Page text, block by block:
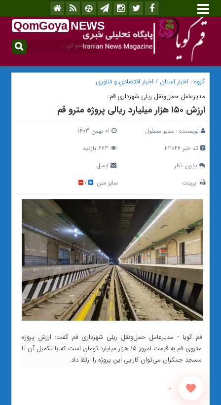
QomGoya NEWS
.ir
گروه : اخبار استان / اخبار اقتصادی و فناوری
مدیرعامل حمل‌ونقل ریلی شهرداری قم:
ارزش ۱۵۰ هزار میلیارد ریالی پروژه مترو قم
نویسنده : مدیر مسئول
کد خبر 23046
بدون نظر
ایمیل
پرینت
سایز متن /
قم گویا - مدیرعامل حمل‌ونقل ریلی شهرداری قم گفت: ارزش پروژه
متروی قم به قیمت امروز ۱۵ هزار میلیارد تومان است که با تکمیل آن تا
مسجد جمکران می‌توان کارایی این پروژه را ارتقا داد.
0